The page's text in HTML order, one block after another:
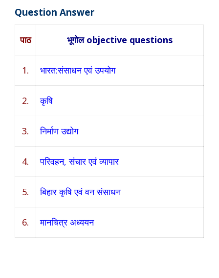
Question Answer
पाठ भूगोल objective questions
1. भारत:संसाधन एवं उपयोग
2. कृषि
3. निर्माण उद्योग
4. परिवहन, संचार एवं व्यापार
5. बिहार कृषि एवं वन संसाधन
6. मानचित्र अध्ययन